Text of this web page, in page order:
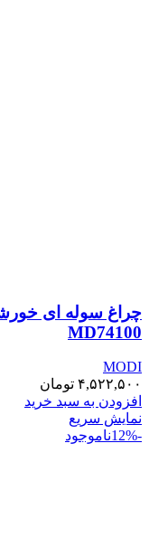
MD74100
MODI
۴,۵۲۲,۵۰۰ تومان
افزودن به سبد خرید
نمایش سریع
-12%
ناموجود